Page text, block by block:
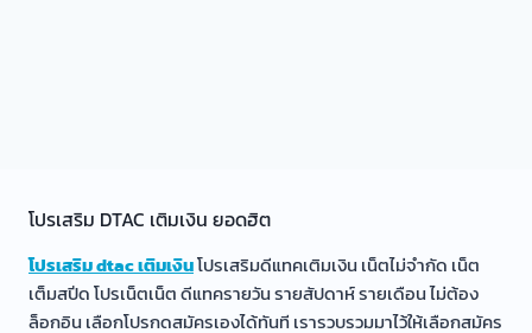
โปรเสริม DTAC เติมเงิน ยอดฮิต
โปรเสริม dtac เติมเงินโปรเสริมดีแทคเติมเงิน เน็ตไม่จำกัด เน็ต
เต็มสปีด โปรเน็ตเน็ต ดีแทครายวัน รายสัปดาห์ รายเดือน ไม่ต้อง
ล็อกอิน เลือกโปรกดสมัครเองได้ทันที เรารวบรวมมาไว้ให้เลือกสมัคร